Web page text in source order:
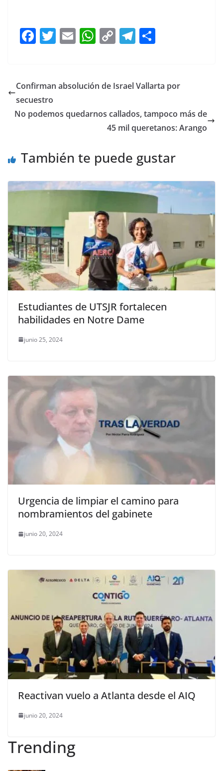
F
e
b
o
T
er
E
l
W
s
p
C
y
n
k
T
gr
m
e
Confirman absolución de Israel Vallarta por
secuestro
No podemos quedarnos callados, tampoco más de
45 mil queretanos: Arango
También te puede gustar
Estudiantes de UTSJR fortalecen
habilidades en Notre Dame
junio 25, 2024
Urgencia de limpiar el camino para
nombramientos del gabinete
junio 20, 2024
Reactivan vuelo a Atlanta desde el AIQ
junio 20, 2024
Trending